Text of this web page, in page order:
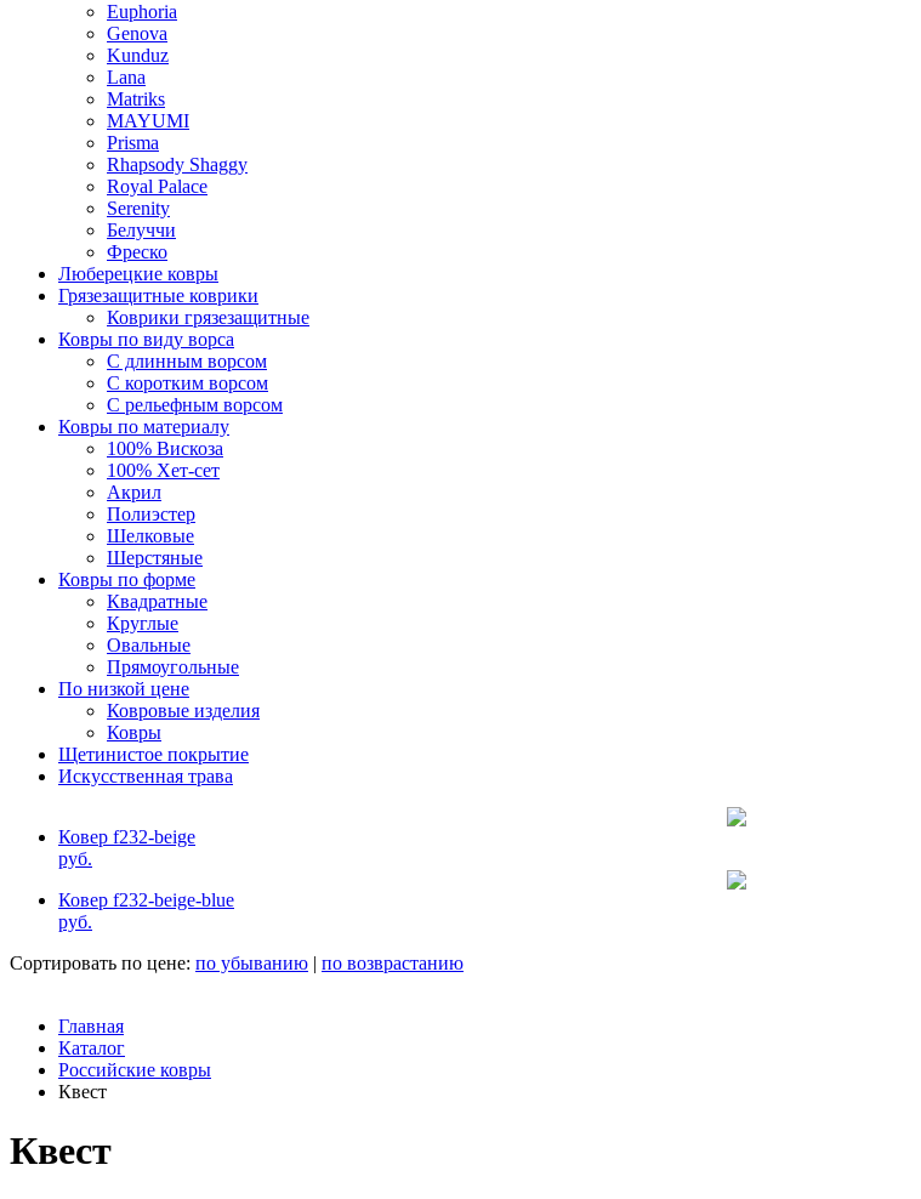
Euphoria
Genova
Kunduz
Lana
Matriks
MAYUMI
Prisma
Rhapsody Shaggy
Royal Palace
Serenity
Белуччи
Фреско
Люберецкие ковры
Грязезащитные коврики
Коврики грязезащитные
Ковры по виду ворса
С длинным ворсом
С коротким ворсом
С рельефным ворсом
Ковры по материалу
100% Вискоза
100% Хет-сет
Акрил
Полиэстер
Шелковые
Шерстяные
Ковры по форме
Квадратные
Круглые
Овальные
Прямоугольные
По низкой цене
Ковровые изделия
Ковры
Щетинистое покрытие
Искусственная трава
Ковер f232-beige
руб.
Ковер f232-beige-blue
руб.
Сортировать по цене: по убыванию | по возврастанию
Главная
Каталог
Российские ковры
Квест
Квест